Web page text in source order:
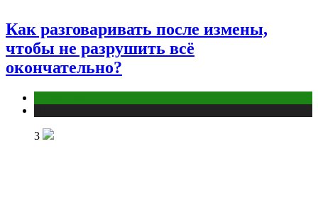
Как разговаривать после измены,
чтобы не разрушить всё
окончательно?
3